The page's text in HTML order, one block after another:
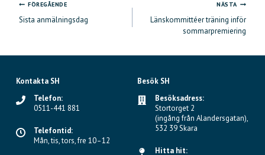
Inläggsnavigering
FÖREGÅENDE
Sista anmälningsdag
NÄSTA
Länskommittéer träning inför
sommarpremiering
Kontakta SH
Telefon:
0511-441 881
Telefontid:
Mån, tis, tors, fre 10–12
Besök SH
Besöksadress:
Stortorget 2
(ingång från Alandersgatan),
532 39 Skara
Hitta hit: